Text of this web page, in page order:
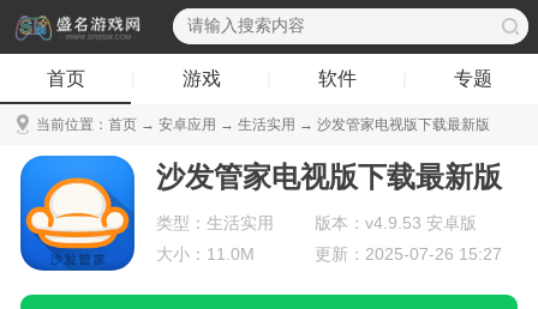
首页 游戏 软件 专题
当前位置： 首页 → 安卓应用 → 生活实用 → 沙发管家电视版下载最新版
v4.9.53 安卓版
沙发管家电视版下载最新版
类型：生活实用
版本：v4.9.53 安卓版
大小：11.0M
更新：2025-07-26 15:27